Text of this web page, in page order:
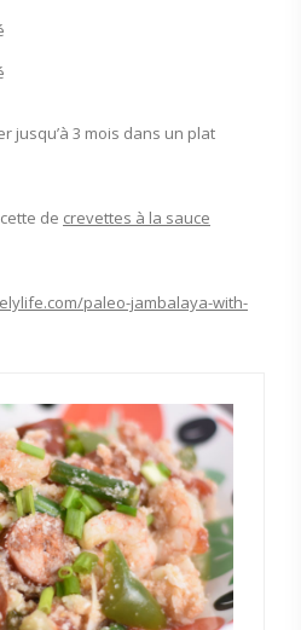
jusqu’à 3 mois dans un plat
de crevettes à la sauce
paleo-jambalaya-with-